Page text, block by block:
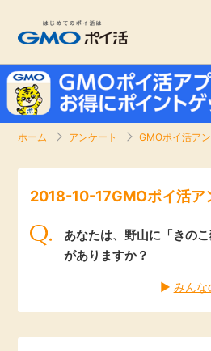
ホーム アンケート GMOポイ活ア
新着
高還元
サービスで探す
旅行・レンタカー
エンタメ
暮らし
2018-10-17GMOポイ活ア
あなたは、野山に「きの
がありますか？
▶︎ みんな